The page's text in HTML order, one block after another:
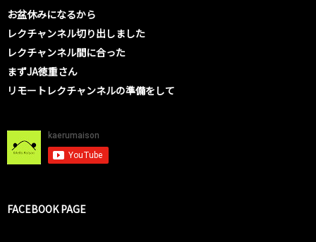
お盆休みになるから
レクチャンネル切り出しました
レクチャンネル間に合った
まずJA徳重さん
リモートレクチャンネルの準備をして
FACEBOOK PAGE